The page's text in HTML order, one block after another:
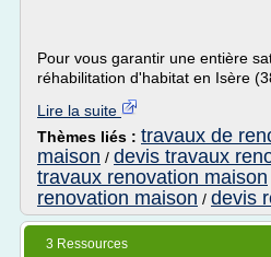
Pour vous garantir une entière
réhabilitation d'habitat en Isère
Lire la suite
Thèmes liés : travaux de
maison / devis travaux
travaux renovation maison
renovation maison / devis
3 Ressources